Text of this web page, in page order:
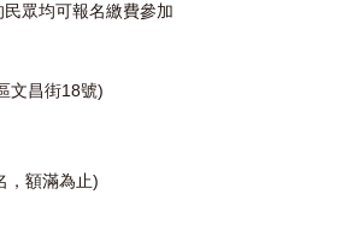
眾均可報名繳費參加
文昌街18號)
，額滿為止)